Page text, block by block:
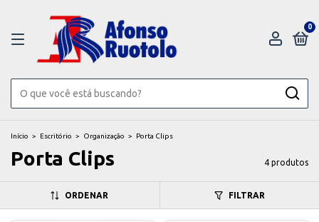
0
Início > Escritório > Organização > Porta Clips
Porta Clips 4 produtos
ORDENAR FILTRAR